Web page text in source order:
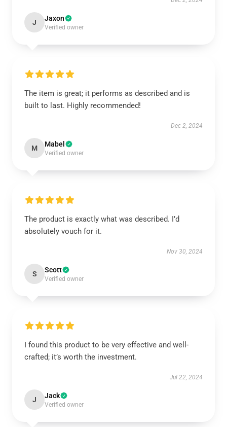
J Jaxon
Verified owner
The item is great; it performs as described and is
built to last. Highly recommended!
Dec 2, 2024
M Mabel
Verified owner
The product is exactly what was described. I’d
absolutely vouch for it.
Nov 30, 2024
S Scott
Verified owner
I found this product to be very effective and well-
crafted; it’s worth the investment.
Jul 22, 2024
J Jack
Verified owner